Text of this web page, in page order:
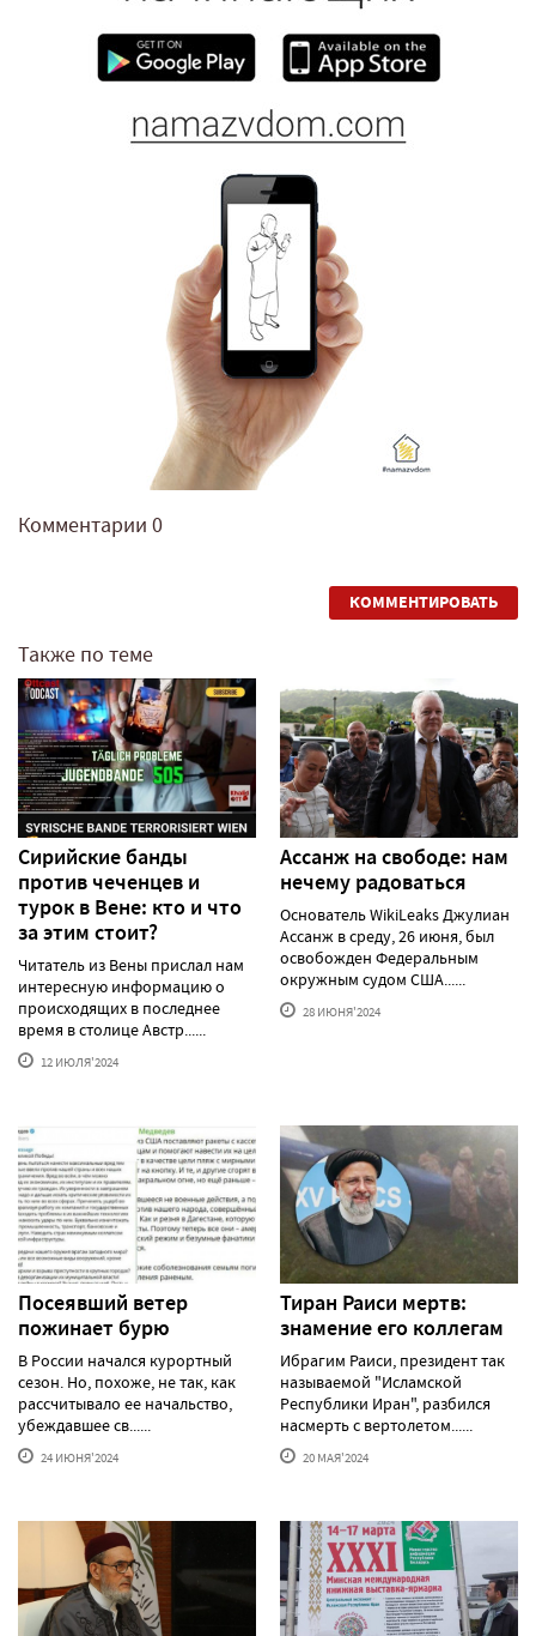
Комментарии 0
КОММЕНТИРОВАТЬ
Также по теме
Сирийские банды
против чеченцев и
турок в Вене: кто и что
за этим стоит?
Читатель из Вены прислал нам
интересную информацию о
происходящих в последнее
время в столице Австр......
12 ИЮЛЯ'2024
Ассанж на свободе: нам
нечему радоваться
Основатель WikiLeaks Джулиан
Ассанж в среду, 26 июня, был
освобожден Федеральным
окружным судом США......
28 ИЮНЯ'2024
Посеявший ветер
пожинает бурю
В России начался курортный
сезон. Но, похоже, не так, как
рассчитывало ее начальство,
убеждавшее св......
24 ИЮНЯ'2024
Тиран Раиси мертв:
знамение его коллегам
Ибрагим Раиси, президент так
называемой "Исламской
Республики Иран", разбился
насмерть с вертолетом......
20 МАЯ'2024